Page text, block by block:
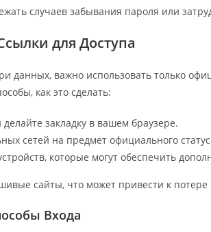
случаев забывания пароля или
для Доступа
данных, важно использовать только
как это сделать:
закладку в вашем браузере.
сетей на предмет официального
которые могут обеспечить
сайты, что может привести к
Входа